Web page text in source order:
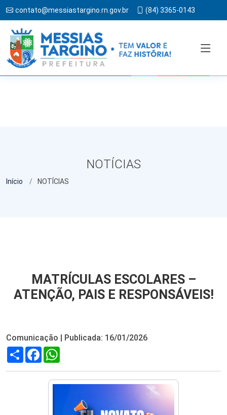
contato@messiastargino.rn.gov.br (84) 3365-0143
NOTÍCIAS
Início NOTÍCIAS
MATRÍCULAS ESCOLARES –
ATENÇÃO, PAIS E RESPONSÁVEIS!
Comunicação | Publicada: 16/01/2026
Compartilhar
Facebook